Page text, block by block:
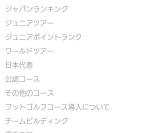
ジャパンランキング
ジュニアツアー
ジュニアポイントランク
​ワールドツアー
​​日本代表
公認コース
​その他のコース
​ フットゴルフコース導入について
​チームビルディング